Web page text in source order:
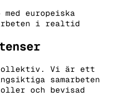
europeiska
i realtid
Vi är ett
samarbeten
och bevisad